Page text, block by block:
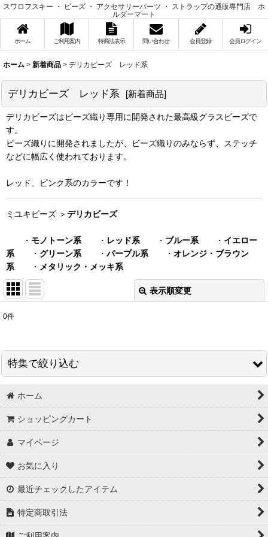
スワロフスキー ・ ビーズ ・ アクセサリーパーツ ・ ストラップの通販専門店 ホ
ルダーマート
ホーム ご利用案内 特商法表示 問い合わせ 会員登録 会員ログイン
ホーム > 新着商品 > デリカビーズ レッド系
デリカビーズ レッド系 [新着商品]
デリカビーズはビーズ織り専用に開発された最高級グラスビーズで
す。
ビーズ織りに開発されましたが、ビーズ織りのみならず、ステッチ
などに幅広く使われております。
レッド、ピンク系のカラーです！
ミユキビーズ ＞デリカビーズ
・ モノトーン系 ・ レッド系 ・ ブルー系 ・ イエロー
系 ・ グリーン系 ・ パープル系 ・ オレンジ・ブラウン
系 ・ メタリック・メッキ系
表示順変更
在庫あり
並び順:
0件
特集で絞り込む
スワロフスキー＃5328 グロス販売
秋特集
【３０円コーナー】 ビーズ ・ チャーム
【３０円コーナー】 カメオ ・ カボション
【３０円コーナー】 つぶ枠チャーム
ホーム
ショッピングカート
マイページ
お気に入り
最近チェックしたアイテム
特定商取引法